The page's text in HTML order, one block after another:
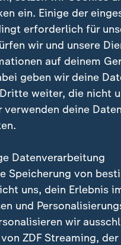
die junge Gruppe der
Gerechtigkeit für
schon auf
so räumt der
Menschen an, dass
wäre gewesen,
halb so teure -
ein. Einige der
erforderlich für
wir und unsere
auf deinem
geben wir deine
weiter, die nicht
deine
Datenverarbeitung
Speicherung von
uns, dein Erlebnis
und
wir
ZDF Streaming, der